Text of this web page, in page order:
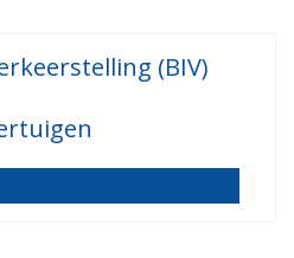
(BIV)